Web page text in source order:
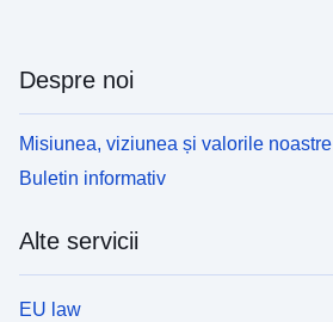
Despre noi
Misiunea, viziunea și valorile noastre
Buletin informativ
Alte servicii
EU law